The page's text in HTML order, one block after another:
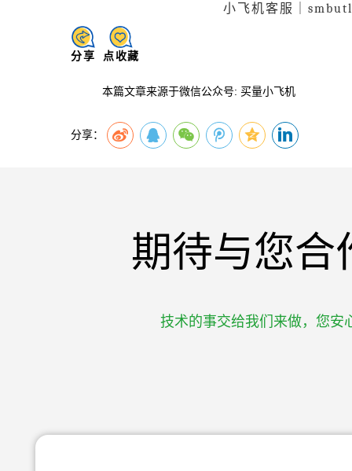
小飞机客服｜
分享 点收藏
本篇文章来源于微信公众号: 买量小飞机
分享：
期待与您合
技术的事交给我们来做，您安